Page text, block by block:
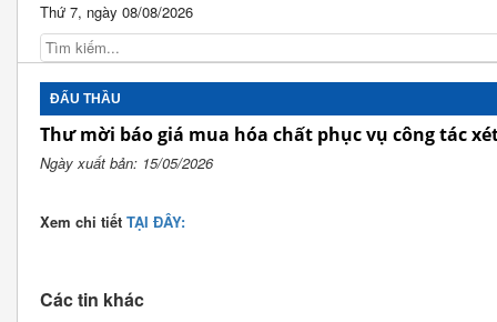
Thứ 7, ngày 08/08/2026
ĐẤU THẦU
Thư mời báo giá mua hóa chất phục vụ công tác
Ngày xuất bản: 15/05/2026
Xem chi tiết TẠI ĐÂY:
Các tin khác